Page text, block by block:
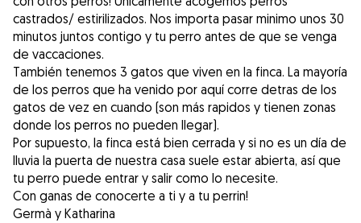
castrados/ estirilizados. Nos importa pasar minimo unos 30
minutos juntos contigo y tu perro antes de que se venga
de vaccaciones.
También tenemos 3 gatos que viven en la finca. La mayoría
de los perros que ha venido por aquí corre detras de los
gatos de vez en cuando (son más rapidos y tienen zonas
donde los perros no pueden llegar).
Por supuesto, la finca está bien cerrada y si no es un día de
lluvia la puerta de nuestra casa suele estar abierta, así que
tu perro puede entrar y salir como lo necesite.
Con ganas de conocerte a ti y a tu perrin!
Germà y Katharina